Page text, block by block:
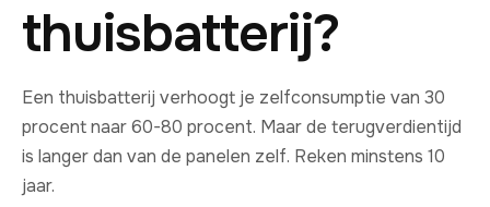
thuisbatterij?
Een thuisbatterij verhoogt je zelfconsumptie van 30
procent naar 60-80 procent. Maar de terugverdientijd
is langer dan van de panelen zelf. Reken minstens 10
jaar.